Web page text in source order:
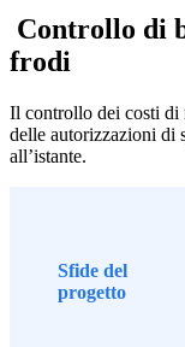
Controllo di
frodi
Il controllo dei costi di
delle autorizzazioni di
all’istante.
Sfide del
progetto